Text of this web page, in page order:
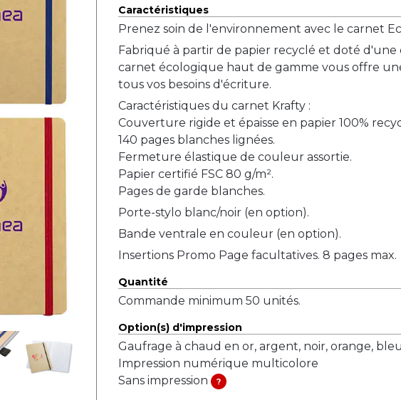
Caractéristiques
Prenez soin de l'environnement avec le carnet
Fabriqué à partir de papier recyclé et doté
carnet écologique haut de gamme vous offre
tous vos besoins d'écriture.
Caractéristiques du carnet Krafty :
Couverture rigide et épaisse en papier 100%
140 pages blanches lignées.
Fermeture élastique de couleur assortie.
Papier certifié FSC 80 g/m².
Pages de garde blanches.
Porte-stylo blanc/noir (en option).
Bande ventrale en couleur (en option).
Insertions Promo Page facultatives. 8 pages max.
Quantité
Commande minimum 50 unités.
Option(s) d'impression
Gaufrage à chaud en or, argent, noir, orange,
Impression numérique multicolore
Sans impression
?